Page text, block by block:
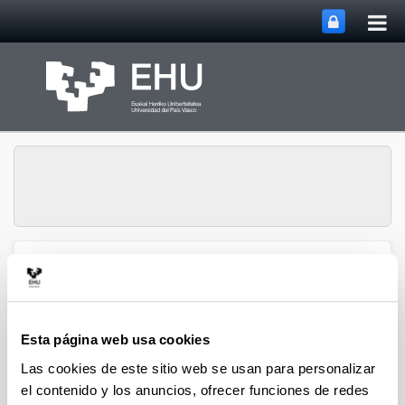
Esta página web usa cookies
Las cookies de este sitio web se usan para personalizar
el contenido y los anuncios, ofrecer funciones de redes
Servicio de Calidad y
MenúAbrir/cerrar
Presentación del Servicio de